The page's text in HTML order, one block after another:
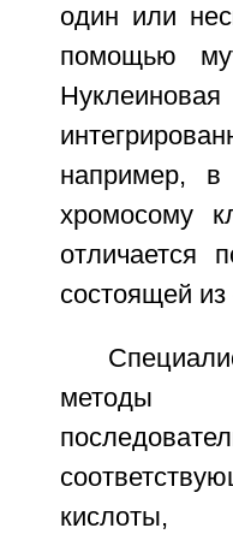
один или
помощью
например, в
хромосому
отличается
состоящей
методы